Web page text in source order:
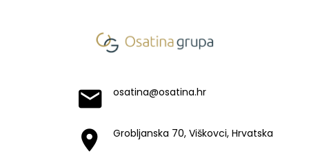
osatina@osatina.hr
Grobljanska 70, Viškovci, Hrvatska